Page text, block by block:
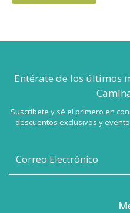
Entérate de los últimos
Suscríbete y sé el primero en
descuentos exclusivos y